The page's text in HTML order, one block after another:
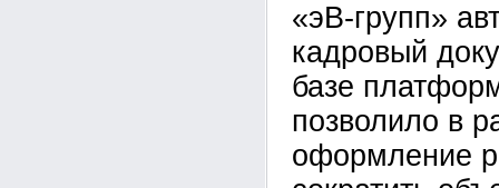
«эВ-групп»
кадровый
базе
позволило в
оформление